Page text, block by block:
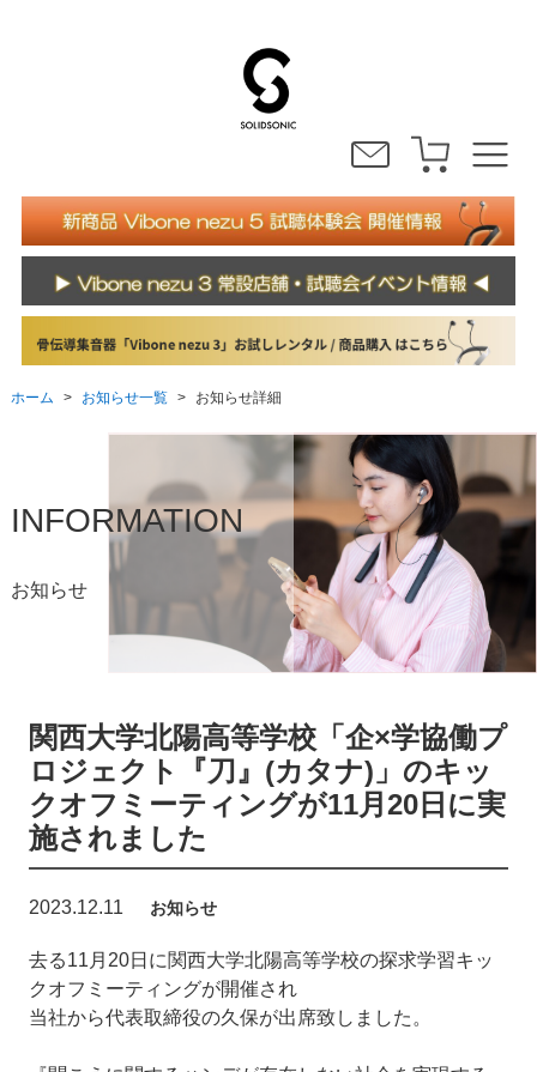
ホーム > お知らせ一覧 > お知らせ詳細
INFORMATION
お知らせ
関西大学北陽高等学校「企×学協働プ
ロジェクト『刀』(カタナ)」のキッ
クオフミーティングが11月20日に実
施されました
2023.12.11 お知らせ
去る11月20日に関西大学北陽高等学校の探求学習キッ
クオフミーティングが開催され
当社から代表取締役の久保が出席致しました。